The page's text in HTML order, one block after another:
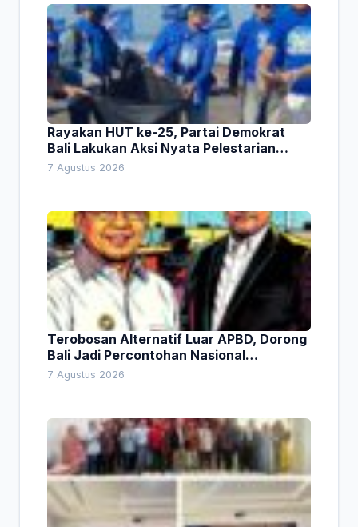
Rayakan HUT ke-25, Partai Demokrat
Bali Lakukan Aksi Nyata Pelestarian
Lingkungan
7 Agustus 2026
Terobosan Alternatif Luar APBD, Dorong
Bali Jadi Percontohan Nasional
Pembiayaan Daerah
7 Agustus 2026